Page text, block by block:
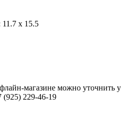
11.7 x 15.5
магазине можно уточнить у
(925) 229-46-19